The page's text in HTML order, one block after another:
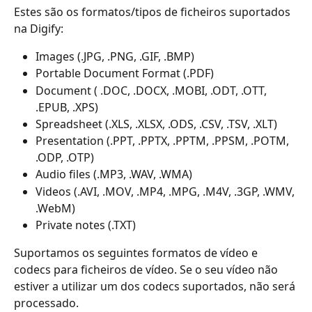
Estes são os formatos/tipos de ficheiros suportados
na Digify:
Images (.JPG, .PNG, .GIF, .BMP)
Portable Document Format (.PDF)
Document ( .DOC, .DOCX, .MOBI, .ODT, .OTT,
.EPUB, .XPS)
Spreadsheet (.XLS, .XLSX, .ODS, .CSV, .TSV, .XLT)
Presentation (.PPT, .PPTX, .PPTM, .PPSM, .POTM,
.ODP, .OTP)
Audio files (.MP3, .WAV, .WMA)
Videos (.AVI, .MOV, .MP4, .MPG, .M4V, .3GP, .WMV,
.WebM)
Private notes (.TXT)
Suportamos os seguintes formatos de vídeo e
codecs para ficheiros de vídeo. Se o seu vídeo não
estiver a utilizar um dos codecs suportados, não será
processado.